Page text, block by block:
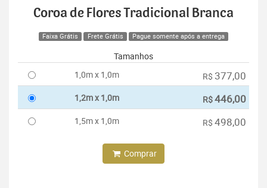
Coroa de Flores Tradicional Branca
Faixa Grátis Frete Grátis Pague somente após a entrega
Tamanhos
1,0m x 1,0m
R$ 377,00
1,2m x 1,0m R$446,00
1,5m x 1,0m R$ 498,00
Comprar